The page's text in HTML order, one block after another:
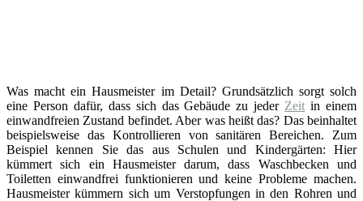
Was macht ein Hausmeister im Detail? Grundsätzlich sorgt solch
eine Person dafür, dass sich das Gebäude zu jeder Zeit in einem
einwandfreien Zustand befindet. Aber was heißt das? Das beinhaltet
beispielsweise das Kontrollieren von sanitären Bereichen. Zum
Beispiel kennen Sie das aus Schulen und Kindergärten: Hier
kümmert sich ein Hausmeister darum, dass Waschbecken und
Toiletten einwandfrei funktionieren und keine Probleme machen.
Hausmeister kümmern sich um Verstopfungen in den Rohren und